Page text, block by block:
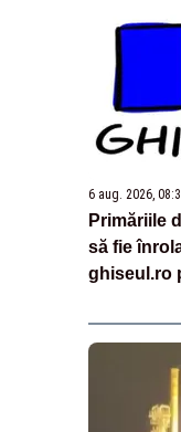
6 aug. 2026,
Primăriile
să fie
ghiseul.ro